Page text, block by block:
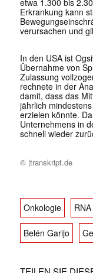
etwa 1.300 bis
Erkrankung kann
verursachen und
In den USA ist
Übernahme von
Zulassung
rechnete in der
damit, dass das
jährlich
erzielen könnte.
Unternehmens in
schnell wieder
© |transkript.de
Onkologie RNA
Belén Garijo